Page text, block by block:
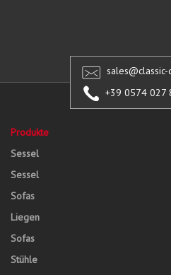
+39 0574 027
Produkte
Sessel
Sessel
Sofas
Liegen
Sofas
Stühle